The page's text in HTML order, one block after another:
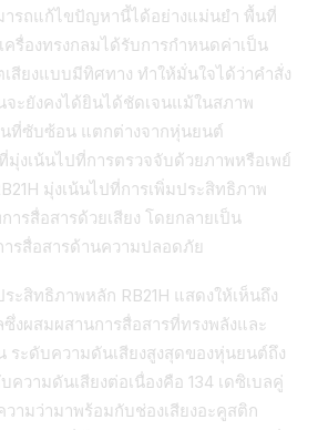
ารถแก้ไขปัญหานี้ได้อย่างแม่นยำ พื้นที่
ครื่องทรงกลมได้รับการกำหนดค่าเป็น
เสียงแบบมีทิศทาง ทำให้มั่นใจได้ว่าคำสั่ง
จะยังคงได้ยินได้ชัดเจนแม้ในสภาพ
ที่ซับซ้อน แตกต่างจากหุ่นยนต์
มุ่งเน้นไปที่การตรวจจับด้วยภาพหรือเพย์
มุ่งเน้นไปที่การเพิ่มประสิทธิภาพ
ารสื่อสารด้วยเสียง โดยกลายเป็น
รสื่อสารด้านความปลอดภัย
ะสิทธิภาพหลัก RB21H แสดงให้เห็นถึง
งผสมผสานการสื่อสารที่ทรงพลังและ
ระดับความดันเสียงสูงสุดของหุ่นยนต์ถึง
ความดันเสียงต่อเนื่องคือ 134 เดซิเบลคู่
ามว่ามาพร้อมกับช่องเสียงอะคูสติก